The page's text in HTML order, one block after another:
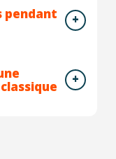
pendant